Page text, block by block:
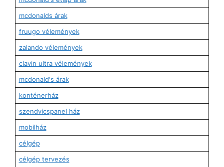
mcdonalds árak
fruugo vélemények
zalando vélemények
clavin ultra vélemények
mcdonald's árak
konténerház
szendvicspanel ház
mobilház
célgép
célgép tervezés